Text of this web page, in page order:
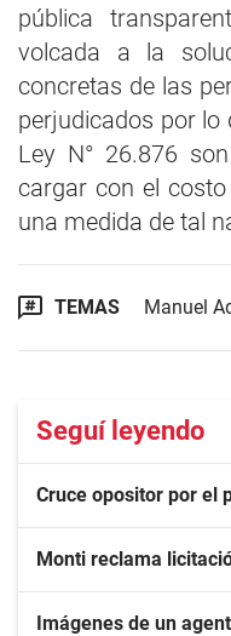
pública
volcada a la
concretas de las
perjudicados por lo
Ley N° 26.876
cargar con el
una medida de tal
TEMAS Manuel
Seguí leyendo
Cruce opositor por el
Monti reclama
Imágenes de un